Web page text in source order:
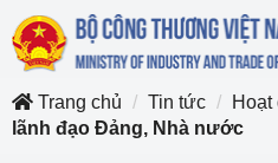
Trang chủ
Tin tức Hoạt
lãnh đạo Đảng, Nhà nước